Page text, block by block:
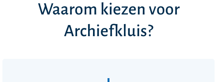
Waarom kiezen voor
Archiefkluis?